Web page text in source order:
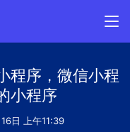
程序，微信小程
小程序
日 上午11:39